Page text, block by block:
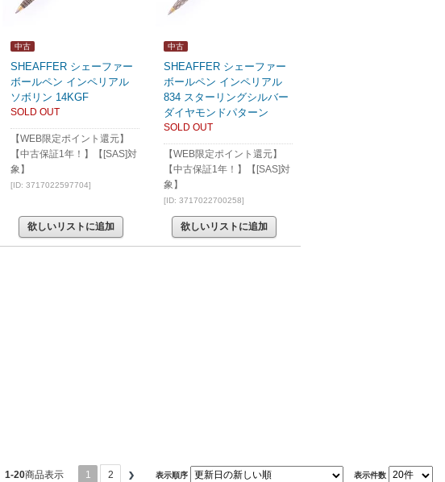
中古
SHEAFFER シェーファー
ボールペン インペリアル
ソボリン 14KGF
SOLD OUT
【WEB限定ポイント還元】
【中古保証1年！】【[SAS]対
象】
[ID: 3717022597704]
欲しいリストに追加
中古
SHEAFFER シェーファー
ボールペン インペリアル
834 スターリングシルバー
ダイヤモンドパターン
SOLD OUT
【WEB限定ポイント還元】
【中古保証1年！】【[SAS]対
象】
[ID: 3717022700258]
欲しいリストに追加
1-20商品表示 1 2 表示順序 表示件数